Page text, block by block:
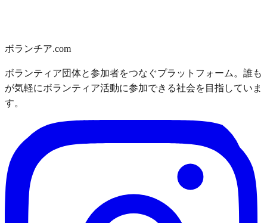
ボランチア.com
ボランティア団体と参加者をつなぐプラットフォーム。誰も
が気軽にボランティア活動に参加できる社会を目指していま
す。